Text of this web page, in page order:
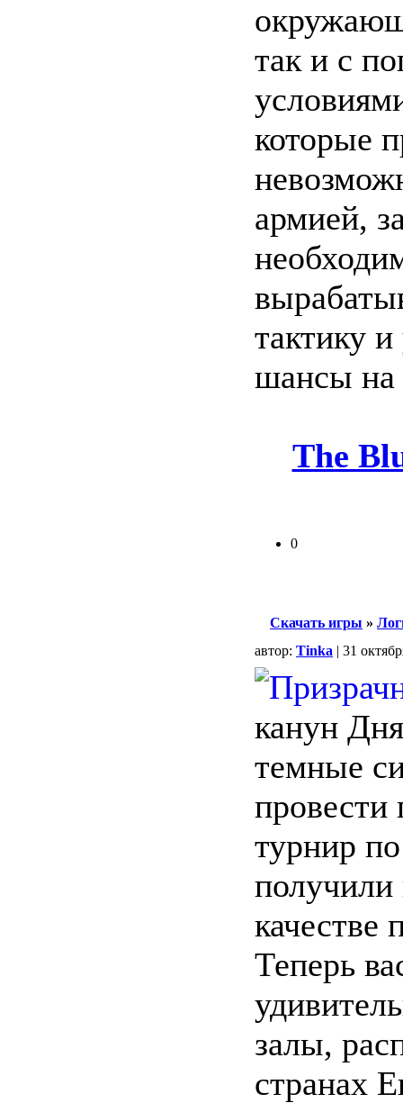
так и с
которые
армией,
тактику и
шансы на
The
0
Скачать игры »
автор: Tinka | 31
канун
темные
провести
турнир
качестве
Теперь
залы,
странах